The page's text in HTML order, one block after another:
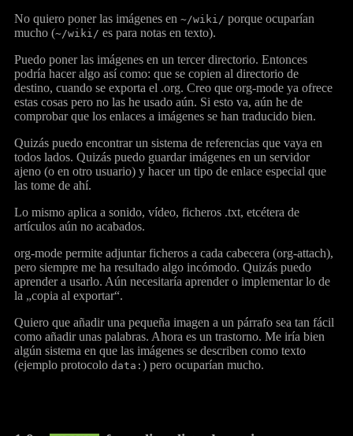
No quiero poner las imágenes en ~/wiki/ porque ocuparían
mucho (~/wiki/ es para notas en texto).
Puedo poner las imágenes en un tercer directorio. Entonces
podría hacer algo así como: que se copien al directorio de
destino, cuando se exporta el .org. Creo que org-mode ya ofrece
estas cosas pero no las he usado aún. Si esto va, aún he de
comprobar que los enlaces a imágenes se han traducido bien.
Quizás puedo encontrar un sistema de referencias que vaya en
todos lados. Quizás puedo guardar imágenes en un servidor
ajeno (o en otro usuario) y hacer un tipo de enlace especial que
las tome de ahí.
Lo mismo aplica a sonido, vídeo, ficheros .txt, etcétera de
artículos aún no acabados.
org-mode permite adjuntar ficheros a cada cabecera (org-attach),
pero siempre me ha resultado algo incómodo. Quizás puedo
aprender a usarlo. Aún necesitaría aprender o implementar lo de
la „copia al exportar“.
Quiero que añadir una pequeña imagen a un párrafo sea tan fácil
como añadir unas palabras. Ahora es un trastorno. Me iría bien
algún sistema en que las imágenes se describen como texto
(ejemplo protocolo data: ) pero ocuparían mucho.